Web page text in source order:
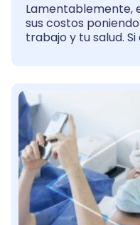
Lamentablemente,
sus costos
trabajo y tu salud. Si